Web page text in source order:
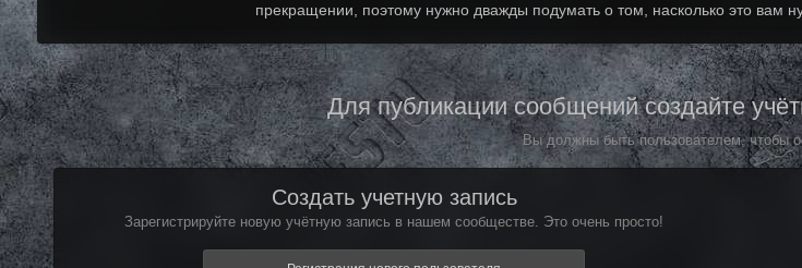
прекращении, поэтому нужно дважды подумать о том, насколько это вам
Для публикации сообщений создайте
Вы должны быть пользователем, чтобы
Создать учетную запись
Зарегистрируйте новую учётную запись в нашем сообществе. Это очень просто!